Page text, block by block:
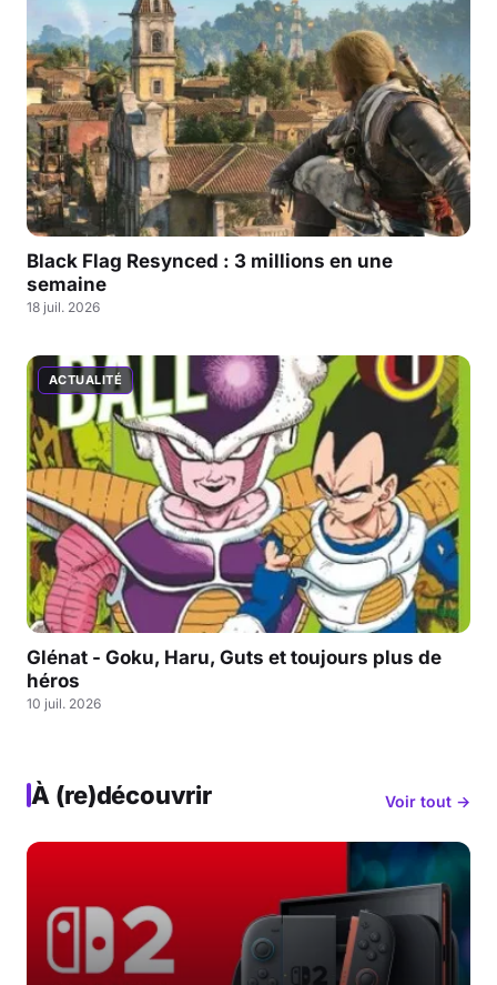
Black Flag Resynced : 3 millions en une
semaine
18 juil. 2026
ACTUALITÉ
Glénat - Goku, Haru, Guts et toujours plus de
héros
10 juil. 2026
À (re)découvrir Voir tout →